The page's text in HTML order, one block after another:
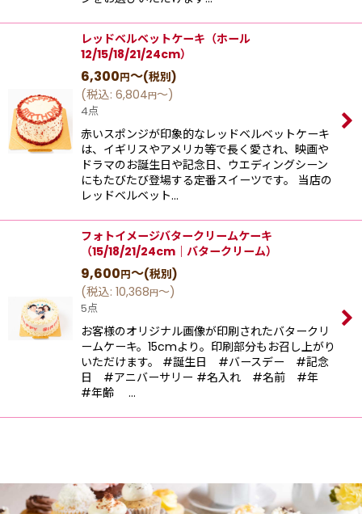
レッドベルベットケーキ（ホール
12/15/18/21/24cm）
6,300円～(税別)
(税込: 6,804円～)
4点
赤いスポンジが印象的なレッドベルベットケーキ
は、イギリスやアメリカ等で長く愛され、映画や
ドラマのお誕生日や記念日、ウエディングシーン
にもたびたび登場する定番スイーツです。 当店の
レッドベルベット…
フォトイメージバタークリームケーキ
（15/18/21/24cm｜バタークリーム）
9,600円～(税別)
(税込: 10,368円～)
5点
お客様のオリジナル画像が印刷されたバタークリ
ームケーキ。15cmより。印刷部分もお召し上がり
いただけます。 #誕生日 #バースデー #記念
日 #アニバーサリー #名入れ #名前 #年
#年齢 …